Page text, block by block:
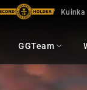
Kuinka
GGTeam